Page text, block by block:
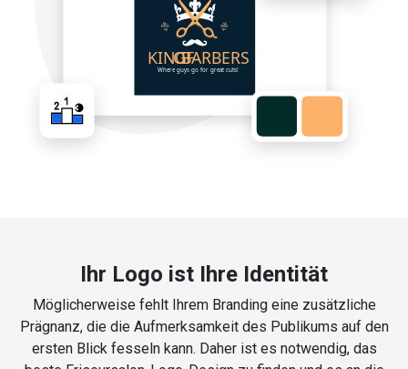
Ihr Logo ist Ihre Identität
Möglicherweise fehlt Ihrem Branding eine zusätzliche
Prägnanz, die die Aufmerksamkeit des Publikums auf den
ersten Blick fesseln kann. Daher ist es notwendig, das